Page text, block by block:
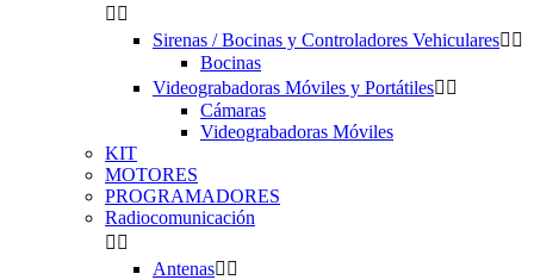
 
Sirenas / Bocinas y Controladores Vehiculares 
Bocinas
Videograbadoras Móviles y Portátiles 
Cámaras
Videograbadoras Móviles
KIT
MOTORES
PROGRAMADORES
Radiocomunicación
 
Antenas 